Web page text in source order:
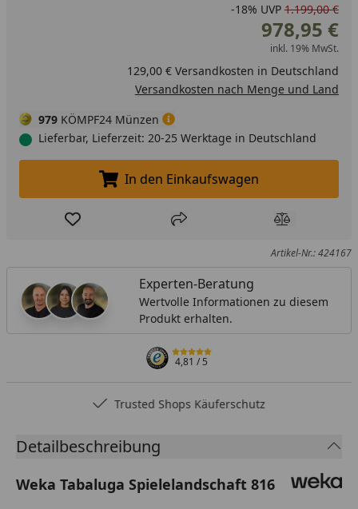
-18% UVP 1.199,00 €
978,95 €
inkl. 19% MwSt.
129,00 € Versandkosten in Deutschland
Versandkosten nach Menge und Land
979 KÖMPF24 Münzen
Lieferbar, Lieferzeit: 20-25 Werktage in Deutschland
In den Einkaufswagen legen
In den Einkaufswagen
Produkt zur Wunschliste hinzufügen
Teilen Produkt
Artikel-Nr.: 424167
Experten-Beratung
Wertvolle Informationen zu diesem
Produkt erhalten.
4,81/ 5
Trusted Shops Käuferschutz
Detailbeschreibung
Weka Tabaluga Spielelandschaft 816